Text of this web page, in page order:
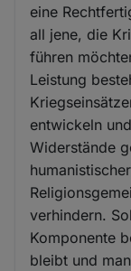
eine
all jene, die
führen
Leistung
entwickeln
Widerstände
verhindern.
Komponente
bleibt und